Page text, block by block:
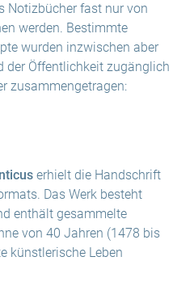
Notizbücher fast nur von
werden. Bestimmte
wurden inzwischen aber
Öffentlichkeit zugänglich
zusammengetragen:
erhielt die Handschrift
Das Werk besteht
enthält gesammelte
von 40 Jahren (1478 bis
künstlerische Leben